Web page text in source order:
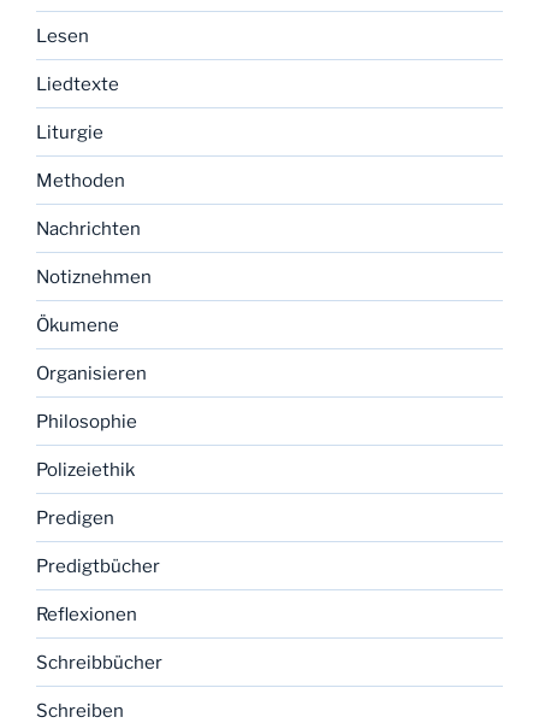
Lesen
Liedtexte
Liturgie
Methoden
Nachrichten
Notiznehmen
Ökumene
Organisieren
Philosophie
Polizeiethik
Predigen
Predigtbücher
Reflexionen
Schreibbücher
Schreiben